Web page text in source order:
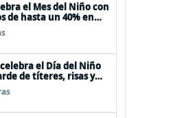
el Mes del Niño con
de hasta un 40% en
cine, shows y
el Día del Niño
de títeres, risas y
el Mall Plaza Vespucio